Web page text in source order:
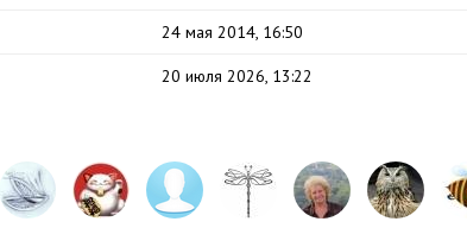
24 мая 2014, 16:50
20 июля 2026, 13:22